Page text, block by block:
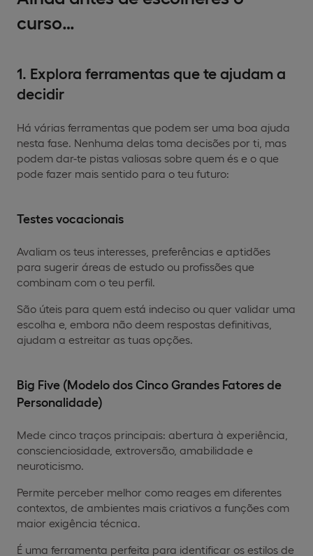
curso…
1. Explora ferramentas que te ajudam a
decidir
Há várias ferramentas que podem ser uma boa ajuda
nesta fase. Nenhuma delas toma decisões por ti, mas
podem dar-te pistas valiosas sobre quem és e o que
pode fazer mais sentido para o teu futuro:
Testes vocacionais
Avaliam os teus interesses, preferências e aptidões
para sugerir áreas de estudo ou profissões que
combinam com o teu perfil.
São úteis para quem está indeciso ou quer validar uma
escolha e, embora não deem respostas definitivas,
ajudam a estreitar as tuas opções.
Big Five (Modelo dos Cinco Grandes Fatores de
Personalidade)
Mede cinco traços principais: abertura à experiência,
conscienciosidade, extroversão, amabilidade e
neuroticismo.
Permite perceber melhor como reages em diferentes
contextos, de ambientes mais criativos a funções com
maior exigência técnica.
É uma ferramenta perfeita para identificar os estilos de